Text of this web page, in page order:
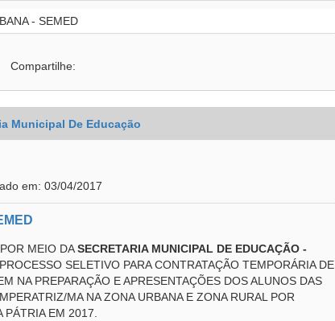
- SEMED
Compartilhe:
Municipal De Educação
em: 03/04/2017
, POR MEIO DASECRETARIA MUNICIPAL DE EDUCAÇÃO -
SELETIVO PARA CONTRATAÇÃO TEMPORÁRIA DE
NA PREPARAÇÃO E APRESENTAÇÕES DOS ALUNOS DAS
MA NA ZONA URBANA E ZONA RURAL POR
EM 2017.